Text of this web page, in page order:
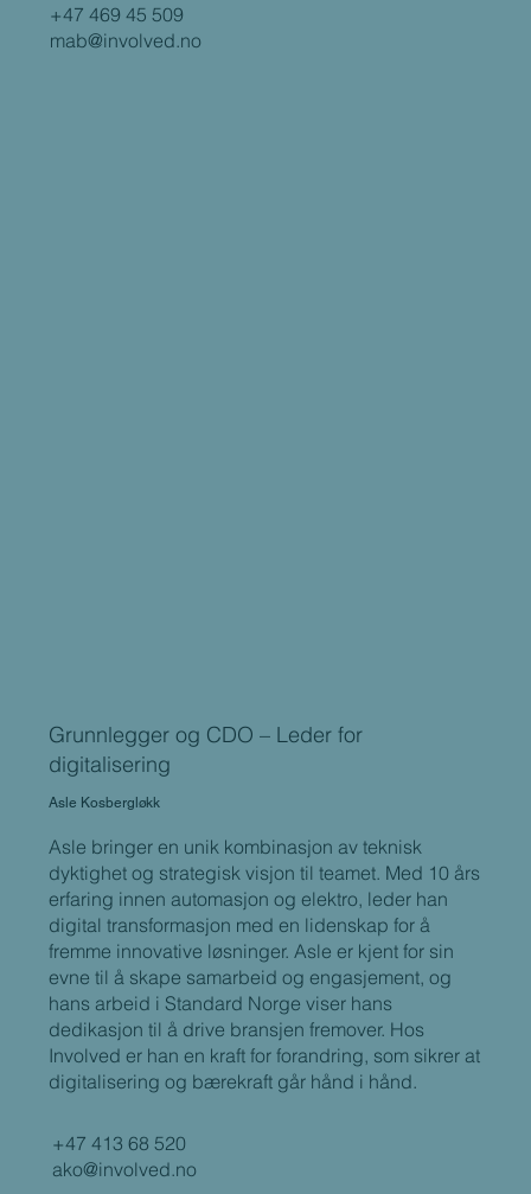
+47 469 45 509
mab@involved.no
Grunnlegger og CDO – Leder for
digitalisering
Asle Kosbergløkk
Asle bringer en unik kombinasjon av teknisk
dyktighet og strategisk visjon til teamet. Med 10 års
erfaring innen automasjon og elektro, leder han
digital transformasjon med en lidenskap for å
fremme innovative løsninger. Asle er kjent for sin
evne til å skape samarbeid og engasjement, og
hans arbeid i Standard Norge viser hans
dedikasjon til å drive bransjen fremover. Hos
Involved er han en kraft for forandring, som sikrer at
digitalisering og bærekraft går hånd i hånd.
+47 413 68 520
ako@involved.no